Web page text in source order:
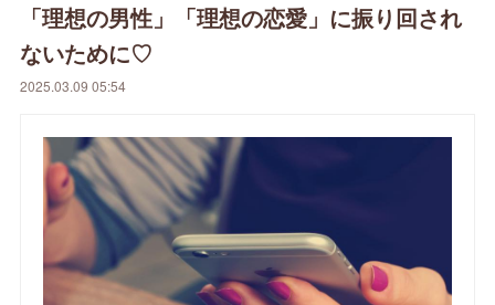
「理想の男性」「理想の恋愛」に振り回され
ないために♡
2025.03.09 05:54